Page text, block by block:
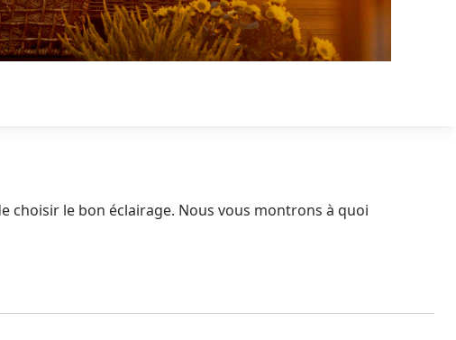
choisir le bon éclairage. Nous vous montrons à quoi